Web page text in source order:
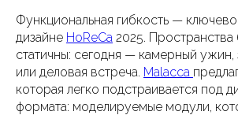
Функциональная гибкость —
дизайне HoReCa 2025.
статичны: сегодня — камерный ужин,
или деловая встреча. Malacca
которая легко подстраивается под
формата: моделируемые модули,